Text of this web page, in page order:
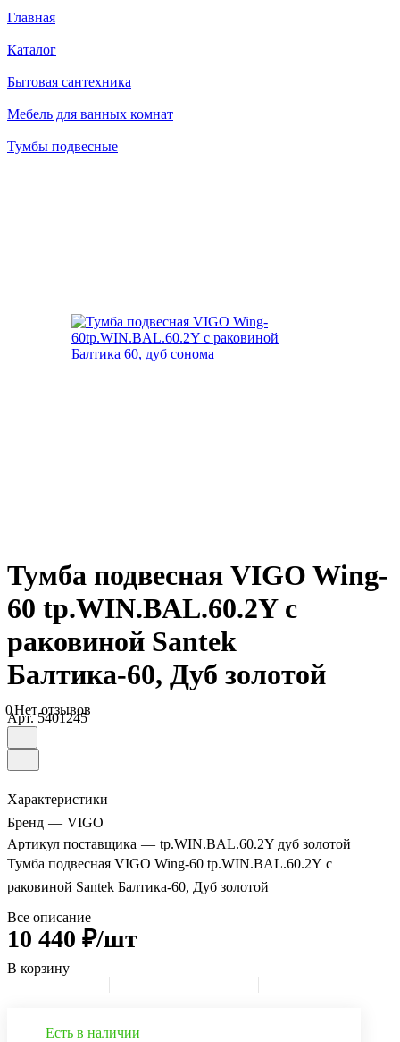
Главная
Каталог
Бытовая сантехника
Мебель для ванных комнат
Тумбы подвесные
Тумба подвесная VIGO Wing-
60 tp.WIN.BAL.60.2Y с
раковиной Santek
Балтика-60, Дуб золотой
0Нет отзывов
Арт.5401245
Характеристики
Бренд — VIGO
Артикул поставщика — tp.WIN.BAL.60.2Y дуб золотой
Тумба подвесная VIGO Wing-60 tp.WIN.BAL.60.2Y с
раковиной Santek Балтика-60, Дуб золотой
Все описание
10 440 ₽/шт
В корзину
Есть в наличии